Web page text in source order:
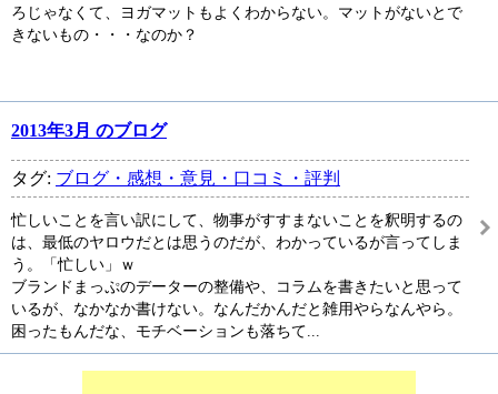
ろじゃなくて、ヨガマットもよくわからない。マットがないとで
きないもの・・・なのか？
2013年3月 のブログ
タグ: ブログ・感想・意見・口コミ・評判
忙しいことを言い訳にして、物事がすすまないことを釈明するの
は、最低のヤロウだとは思うのだが、わかっているが言ってしま
う。「忙しい」ｗ
ブランドまっぷのデーターの整備や、コラムを書きたいと思って
いるが、なかなか書けない。なんだかんだと雑用やらなんやら。
困ったもんだな、モチベーションも落ちて...